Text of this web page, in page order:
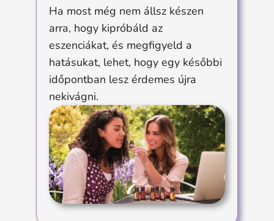
Ha most még nem állsz készen
arra, hogy kipróbáld az
eszenciákat, és megfigyeld a
hatásukat, lehet, hogy egy későbbi
időpontban lesz érdemes újra
nekivágni.